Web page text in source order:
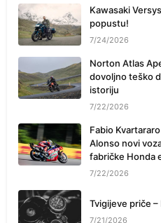
Kawasaki
popustu!
7/24/2026
Norton Atlas
dovoljno teško
istoriju
7/22/2026
Fabio
Alonso novi
fabričke Honda
7/22/2026
Tvigijeve priče –
7/21/2026